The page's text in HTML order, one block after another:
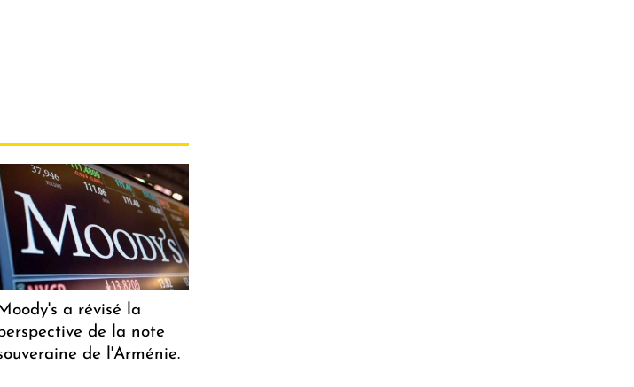
a révisé la
de la note
de l'Arménie.